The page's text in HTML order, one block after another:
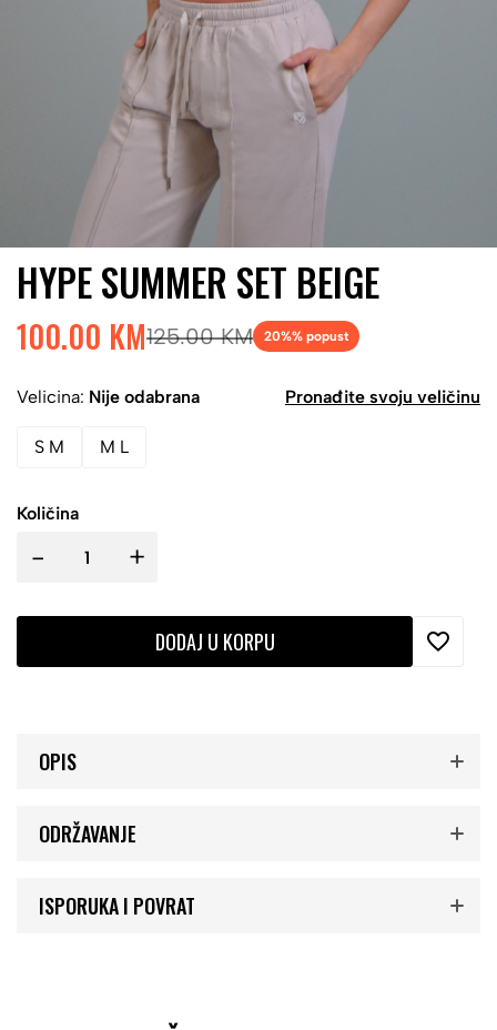
HYPE SUMMER SET BEIGE
100.00 KM125.00 KM 20%% popust
Velicina: Nije odabrana Pronađite svoju veličinu
S M M L
Količina
- +
DODAJ U KORPU
OPIS
ODRŽAVANJE
ISPORUKA I POVRAT